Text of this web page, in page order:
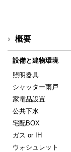
概要
設備と建物環境
照明器具
シャッター雨戸
家電品設置
公共下水
宅配BOX
ガス or IH
ウォシュレット